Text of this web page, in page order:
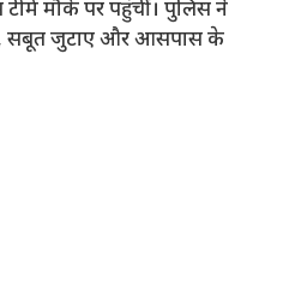
मौके पर पहुंचीं। पुलिस ने
सबूत जुटाए और आसपास के